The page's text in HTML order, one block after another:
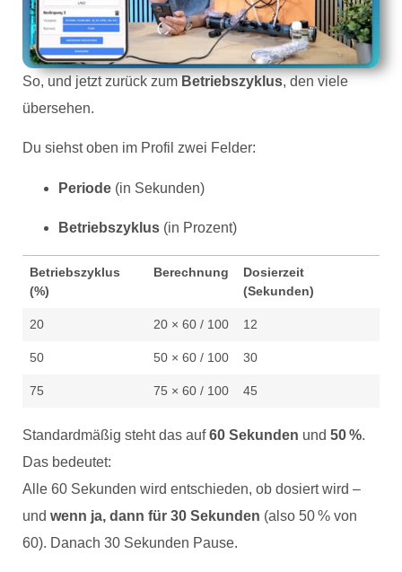
So, und jetzt zurück zumBetriebszyklus, den viele
übersehen.
Du siehst oben im Profil zwei Felder:
Periode (in Sekunden)
Betriebszyklus (in Prozent)
Betriebszyklus
(%)
Berechnung
Dosierzeit
(Sekunden)
20 20 × 60 / 100 12
50 50 × 60 / 100 30
75 75 × 60 / 100 45
Standardmäßig steht das auf60 Sekunden und 50 %.
Das bedeutet:
Alle 60 Sekunden wird entschieden, ob dosiert wird –
und wenn ja, dann für 30 Sekunden (also 50 % von
60). Danach 30 Sekunden Pause.